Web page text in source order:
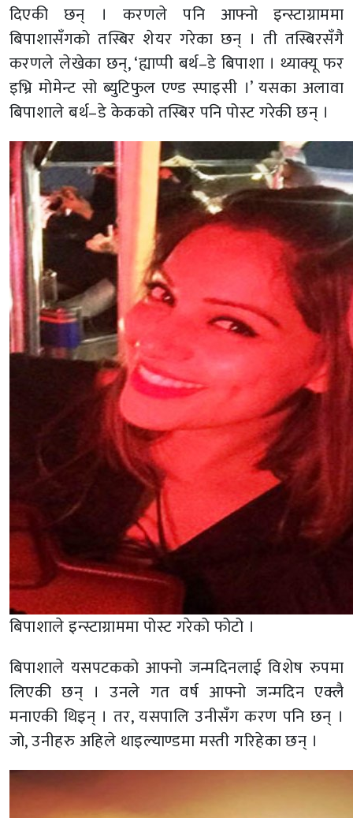
दिएकी छन् । करणले पनि आफ्नो इन्स्टाग्राममा
बिपाशासँगको तस्बिर शेयर गरेका छन् । ती तस्बिरसँगै
करणले लेखेका छन्, ‘ह्याप्पी बर्थ–डे बिपाशा । थ्याक्यू फर
इभ्रि मोमेन्ट सो ब्युटिफुल एण्ड स्पाइसी ।’ यसका अलावा
बिपाशाले बर्थ–डे केकको तस्बिर पनि पोस्ट गरेकी छन् ।
बिपाशाले इन्स्टाग्राममा पोस्ट गरेको फोटो ।
बिपाशाले यसपटकको आफ्नो जन्मदिनलाई विशेष रुपमा
लिएकी छन् । उनले गत वर्ष आफ्नो जन्मदिन एक्लै
मनाएकी थिइन् । तर, यसपालि उनीसँग करण पनि छन् ।
जो, उनीहरु अहिले थाइल्याण्डमा मस्ती गरिहेका छन् ।